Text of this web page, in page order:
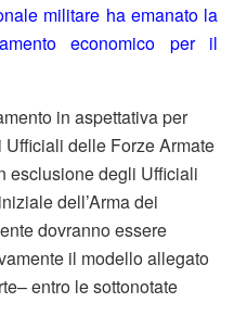
militare ha emanato la
economico per il
in aspettativa per
delle Forze Armate
esclusione degli Ufficiali
dell’Arma dei
dovranno essere
il modello allegato
entro le sottonotate